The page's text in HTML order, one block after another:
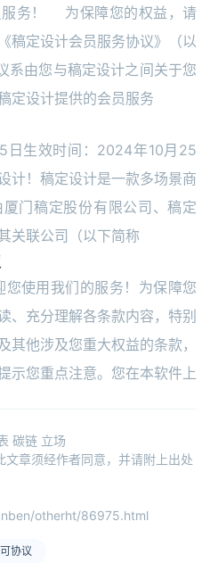
服务！ 为保障您的权益，请
稿定设计会员服务协议》（以
系由您与稿定设计之间关于您
定设计提供的会员服务
日生效时间：2024年10月25
计！稿定设计是一款多场景商
门稿定股份有限公司、稿定
关联公司（以下简称
使用我们的服务！为保障您
、充分理解各条款内容，特别
其他涉及您重大权益的条款，
示您重点注意。您在本软件上
碳链 立场
文章须经作者同意，并请附上出处
otherht/86975.html
协议